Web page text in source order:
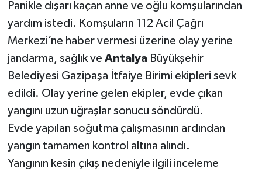
Panikle dışarı kaçan anne ve oğlu komşularından
yardım istedi. Komşuların 112 Acil Çağrı
Merkezi’ne haber vermesi üzerine olay yerine
jandarma, sağlık ve Antalya Büyükşehir
Belediyesi Gazipaşa İtfaiye Birimi ekipleri sevk
edildi. Olay yerine gelen ekipler, evde çıkan
yangını uzun uğraşlar sonucu söndürdü.
Evde yapılan soğutma çalışmasının ardından
yangın tamamen kontrol altına alındı.
Yangının kesin çıkış nedeniyle ilgili inceleme